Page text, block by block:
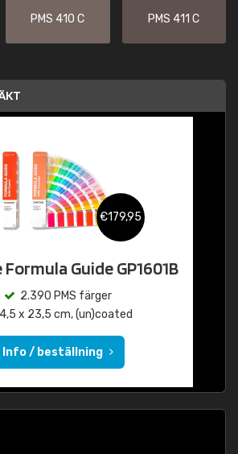
PMS 410 C PMS 411 C
€179,95
Guide GP1601B
2.390 PMS färger
4,5 x 23,5 cm, (un)coated
Info / beställning